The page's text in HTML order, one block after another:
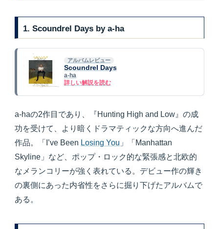
1. Scoundrel Days by a-ha
アルバムレビュー
Scoundrel Days
a-ha
詳しい解説を読む
a-haの2作目であり、『Hunting High and Low』の成
功を受けて、より暗くドラマティックな方向へ進んだ
作品。「I’ve Been Losing You 」「Manhattan
Skyline」など、ポップ・ロック的な緊張感と北欧的
なメランコリーが強く表れている。デビュー作の輝き
の裏側にあった内省性をさらに掘り下げたアルバムで
ある。